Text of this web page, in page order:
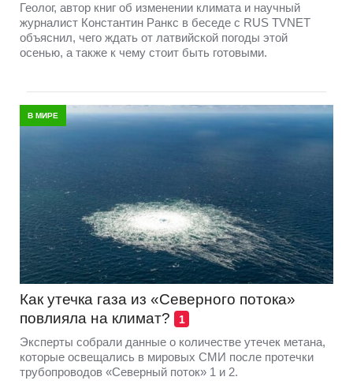
Геолог, автор книг об изменении климата и научный
журналист Константин Ранкс в беседе с RUS TVNET
объяснил, чего ждать от латвийской погоды этой
осенью, а также к чему стоит быть готовыми.
В МИРЕ
Как утечка газа из «Северного потока»
повлияла на климат?
1
Эксперты собрали данные о количестве утечек метана,
которые освещались в мировых СМИ после протечки
трубопроводов «Северный поток» 1 и 2.